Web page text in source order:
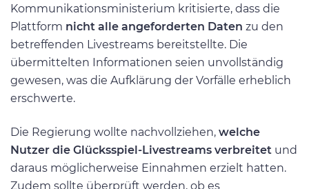
Kommunikationsministerium kritisierte, dass die
Plattform nicht alle angeforderten Daten zu den
betreffenden Livestreams bereitstellte. Die
übermittelten Informationen seien unvollständig
gewesen, was die Aufklärung der Vorfälle erheblich
erschwerte.
Die Regierung wollte nachvollziehen, welche
Nutzer die Glücksspiel-Livestreams verbreitet und
daraus möglicherweise Einnahmen erzielt hatten.
Zudem sollte überprüft werden, ob es